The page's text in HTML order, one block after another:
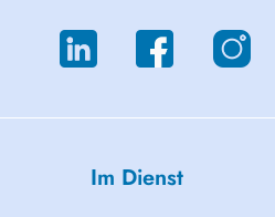
Im Dienst